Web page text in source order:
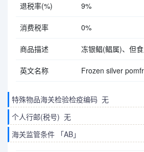
退税率(%) 9%
消费税率 0%
商品描述 冻银鲳(鲳属)、但
英文名称 Frozen silver
特殊物品海关检验检疫编码 无
个人行邮(税号) 无
海关监管条件 「AB」